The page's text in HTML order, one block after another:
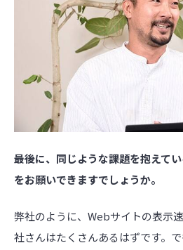
――最後に、同じような課題を抱えて
をお願いできますでしょうか。
弊社のように、Webサイトの表示
社さんはたくさんあるはずです。